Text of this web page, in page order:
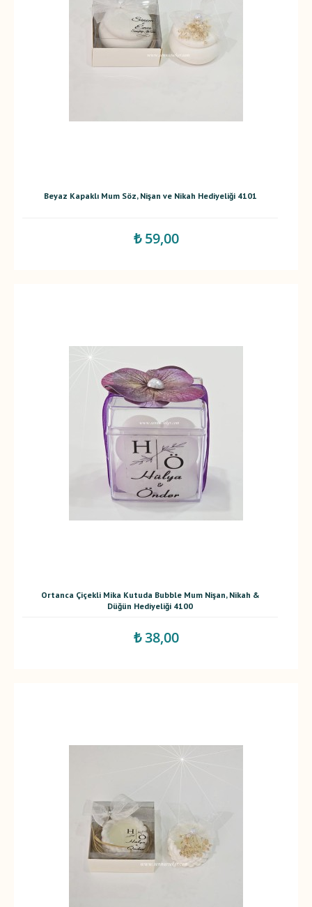
Beyaz Kapaklı Mum Söz, Nişan ve Nikah Hediyeliği 4101
₺ 59,00
Ortanca Çiçekli Mika Kutuda Bubble Mum Nişan, Nikah &
Düğün Hediyeliği 4100
₺ 38,00